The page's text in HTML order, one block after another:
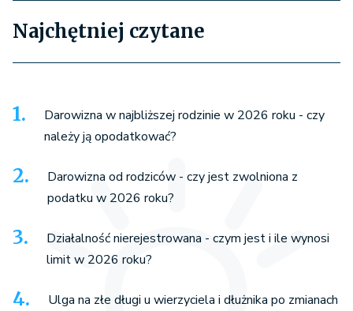
Najchętniej czytane
Darowizna w najbliższej rodzinie w 2026 roku - czy
należy ją opodatkować?
Darowizna od rodziców - czy jest zwolniona z
podatku w 2026 roku?
Działalność nierejestrowana - czym jest i ile wynosi
limit w 2026 roku?
Ulga na złe długi u wierzyciela i dłużnika po zmianach